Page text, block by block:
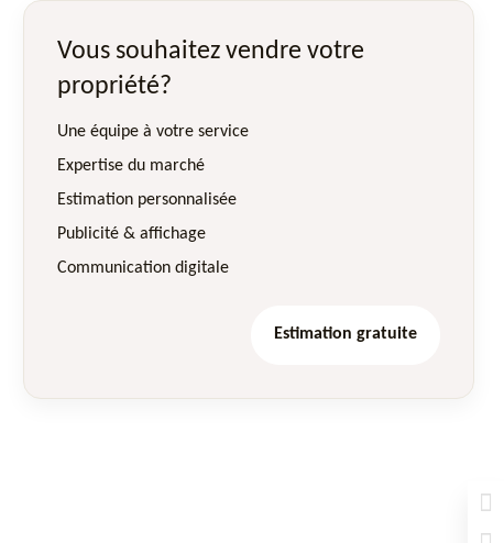
Vous souhaitez vendre votre
propriété?
Une équipe à votre service
Expertise du marché
Estimation personnalisée
Publicité & affichage
Communication digitale
Estimation gratuite